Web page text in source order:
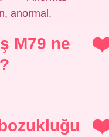
anormal.
M79 ne